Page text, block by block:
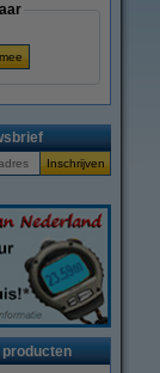
producten